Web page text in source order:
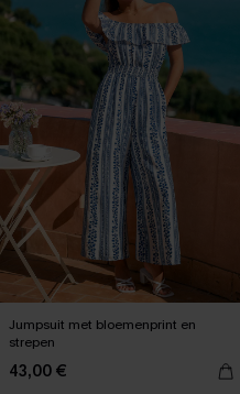
Jumpsuit met bloemenprint en
strepen
43,00 €